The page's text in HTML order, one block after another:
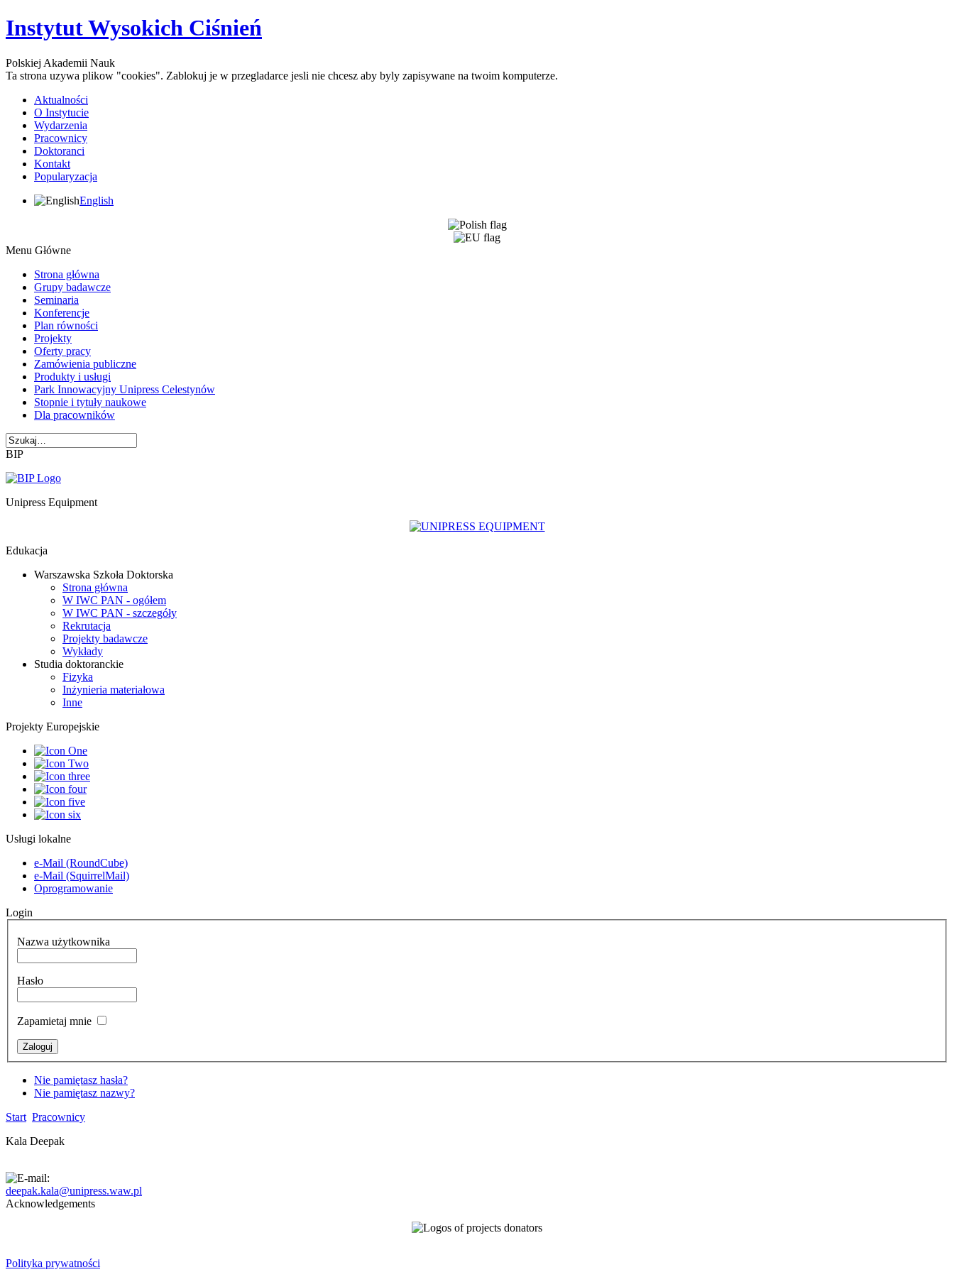
Instytut Wysokich Ciśnień
Polskiej Akademii Nauk
Ta strona uzywa plikow "cookies". Zablokuj je w przegladarce jesli nie chcesz aby byly zapisywane na twoim komputerze.
Aktualności
O Instytucie
Wydarzenia
Pracownicy
Doktoranci
Kontakt
Popularyzacja
English
Menu Główne
Strona główna
Grupy badawcze
Seminaria
Konferencje
Plan równości
Projekty
Oferty pracy
Zamówienia publiczne
Produkty i usługi
Park Innowacyjny Unipress Celestynów
Stopnie i tytuły naukowe
Dla pracowników
BIP
Unipress Equipment
Edukacja
Warszawska Szkoła Doktorska
Strona główna
W IWC PAN - ogółem
W IWC PAN - szczegóły
Rekrutacja
Projekty badawcze
Wykłady
Studia doktoranckie
Fizyka
Inżynieria materiałowa
Inne
Projekty Europejskie
Usługi lokalne
e-Mail (RoundCube)
e-Mail (SquirrelMail)
Oprogramowanie
Login
Nazwa użytkownika
Hasło
Zapamietaj mnie
Nie pamiętasz hasła?
Nie pamiętasz nazwy?
Start Pracownicy
Kala Deepak
deepak.kala@unipress.waw.pl
Acknowledgements
Polityka prywatności